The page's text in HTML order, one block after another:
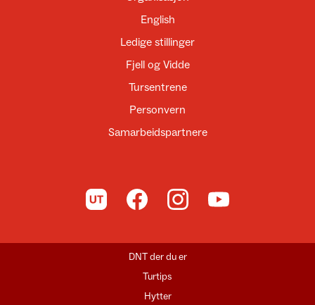
English
Ledige stillinger
Fjell og Vidde
Tursentrene
Personvern
Samarbeidspartnere
Til UT.no Til DNT på Facebook
Til DNT på Instagram
Til DNT på YouTube
DNT der du er
Turtips
Hytter